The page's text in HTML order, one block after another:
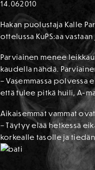
14.062010
Hakan puolustaja Kalle
ottelussa KuPS:aa
Parviainen menee
kaudella nähdä.
– Vasemmassa polvessa
että tulee pitkä huili, A-
Aikaisemmat vammat
– Täytyy elää hetkessä
korkealle tasolle ja